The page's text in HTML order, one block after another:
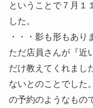
ということで７月１
した。
・・・影も形もあり
ただ店員さんが『近
だけ教えてくれまし
ないとのことでした
の予約のようなもの